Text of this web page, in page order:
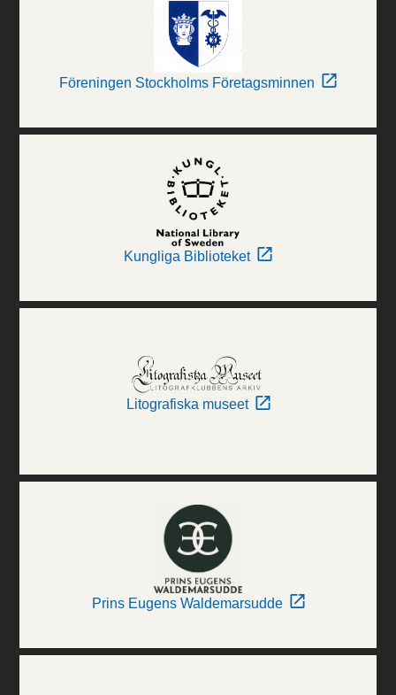
Föreningen Stockholms Företagsminnen
Kungliga Biblioteket
Litografiska museet
Prins Eugens Waldemarsudde